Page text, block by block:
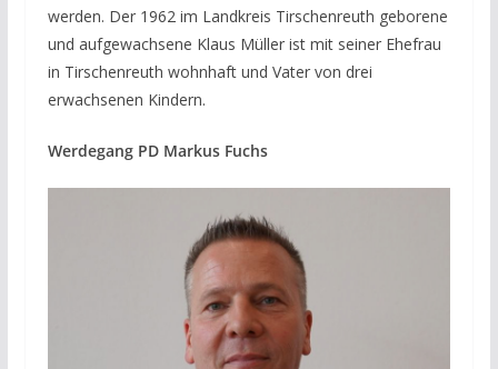
werden. Der 1962 im Landkreis Tirschenreuth geborene
und aufgewachsene Klaus Müller ist mit seiner Ehefrau
in Tirschenreuth wohnhaft und Vater von drei
erwachsenen Kindern.
Werdegang PD Markus Fuchs